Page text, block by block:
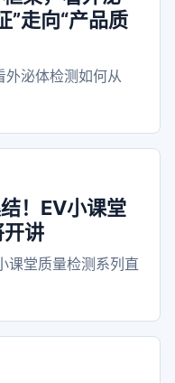
”走向“产品质
外泌体检测如何从
！EV小课堂
讲
课堂质量检测系列直